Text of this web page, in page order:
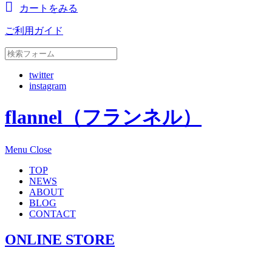
カートをみる
ご利用ガイド
twitter
instagram
flannel（フランネル）
Menu Close
TOP
NEWS
ABOUT
BLOG
CONTACT
ONLINE STORE